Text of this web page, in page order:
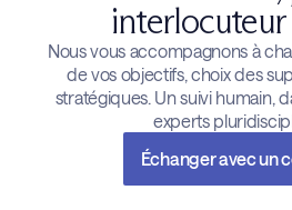
Nous vous accompagnons à
de vos objectifs, choix des
stratégiques. Un suivi humain,
experts
Échanger avec un